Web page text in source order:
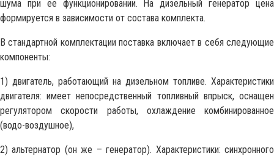
шума при ее функционировании. На дизельный генератор цена
формируется в зависимости от состава комплекта.
В стандартной комплектации поставка включает в себя следующие
компоненты:
1) двигатель, работающий на дизельном топливе. Характеристики
двигателя: имеет непосредственный топливный впрыск, оснащен
регулятором скорости работы, охлаждение комбинированное
(водо-воздушное),
2) альтернатор (он же – генератор). Характеристики: синхронного